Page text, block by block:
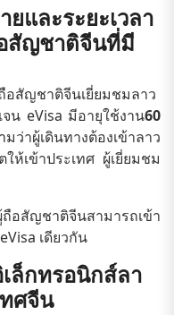
และระยะเวลา
สัญชาติจีนที่มี
สัญชาติจีนเยี่ยมชมลาว
น eVisa มีอายุใช้งาน60
ว่าผู้เดินทางต้องเข้าลาว
ห้เข้าประเทศ ผู้เยี่ยมชม
สัญชาติจีนสามารถเข้า
เดียวกัน
ล็กทรอนิกส์ลา
ศจีน